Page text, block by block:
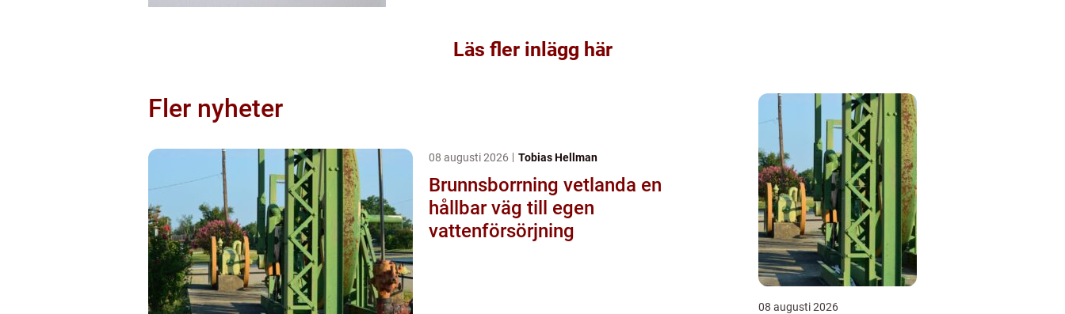
Läs fler inlägg här
Fler nyheter
08 augusti 2026 Tobias Hellman
Brunnsborrning vetlanda en
hållbar väg till egen
vattenförsörjning
08 augusti 2026